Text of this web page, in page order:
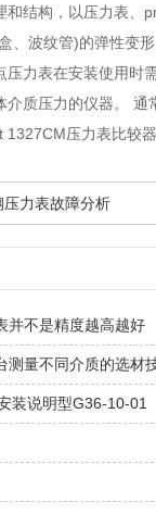
和结构 ，以压力表、
、波纹管)的弹性变
压力表在安装使用时
介质压力的仪器。 通
1327CM压力表比较
压力表故障分析
并不是精度越高越好
测量不同介质的选材
装说明型G36-10-01